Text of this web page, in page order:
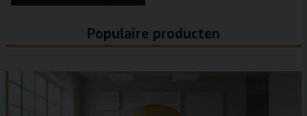
Populaire producten